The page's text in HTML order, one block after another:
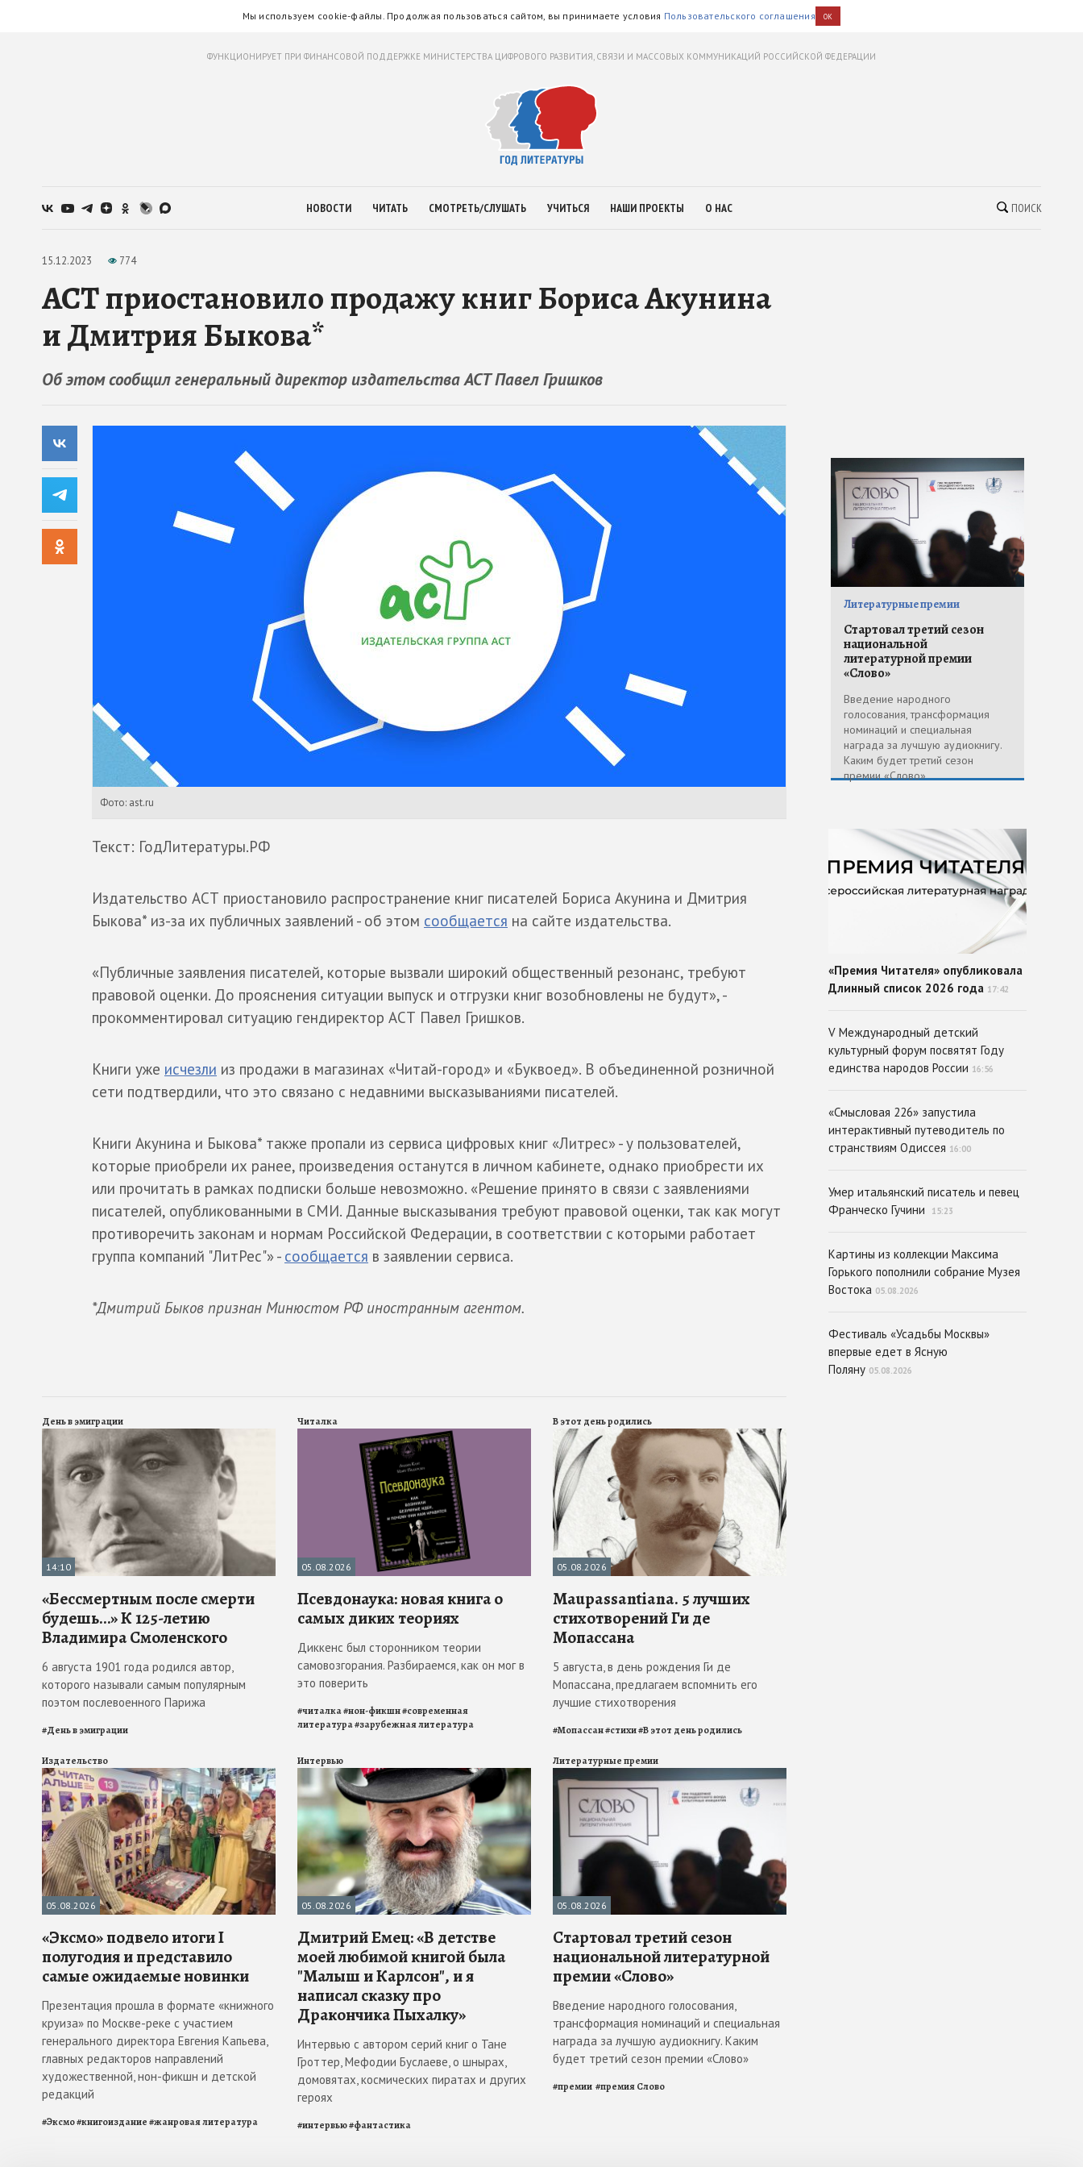
Мы используем cookie-файлы. Продолжая пользоваться сайтом, вы принимаете условия Пользовательского соглашения OK
ФУНКЦИОНИРУЕТ ПРИ ФИНАНСОВОЙ ПОДДЕРЖКЕ МИНИСТЕРСТВА ЦИФРОВОГО РАЗВИТИЯ, СВЯЗИ И МАССОВЫХ КОММУНИКАЦИЙ РОССИЙСКОЙ ФЕДЕРАЦИИ
НОВОСТИ ЧИТАТЬ СМОТРЕТЬ/СЛУШАТЬ УЧИТЬСЯ НАШИ ПРОЕКТЫ О НАС ПОИСК
15.12.2023 774
АСТ приостановило продажу книг Бориса Акунина
и Дмитрия Быкова*
Об этом сообщил генеральный директор издательства АСТ Павел Гришков
Фото: ast.ru
Текст: ГодЛитературы.РФ
Издательство АСТ приостановило распространение книг писателей Бориса Акунина и Дмитрия
Быкова* из-за их публичных заявлений - об этом сообщается на сайте издательства.
«Публичные заявления писателей, которые вызвали широкий общественный резонанс, требуют
правовой оценки. До прояснения ситуации выпуск и отгрузки книг возобновлены не будут», -
прокомментировал ситуацию гендиректор АСТ Павел Гришков.
Книги уже исчезли из продажи в магазинах «Читай-город» и «Буквоед». В объединенной розничной
сети подтвердили, что это связано с недавними высказываниями писателей.
Книги Акунина и Быкова* также пропали из сервиса цифровых книг «Литрес» - у пользователей,
которые приобрели их ранее, произведения останутся в личном кабинете, однако приобрести их
или прочитать в рамках подписки больше невозможно. «Решение принято в связи с заявлениями
писателей, опубликованными в СМИ. Данные высказывания требуют правовой оценки, так как могут
противоречить законам и нормам Российской Федерации, в соответствии с которыми работает
группа компаний "ЛитРес"» - сообщается в заявлении сервиса.
*Дмитрий Быков признан Минюстом РФ иностранным агентом.
День в эмиграции
14:10
«Бессмертным после смерти
будешь…» К 125-летию
Владимира Смоленского
6 августа 1901 года родился автор,
которого называли самым популярным
поэтом послевоенного Парижа
#День в эмиграции
Читалка
05.08.2026
Псевдонаука: новая книга о
самых диких теориях
Диккенс был сторонником теории
самовозгорания. Разбираемся, как он мог в
это поверить
#читалка#нон-фикшн#современная
литература#зарубежная литература
В этот день родились
05.08.2026
Maupassantiana. 5 лучших
стихотворений Ги де
Мопассана
5 августа, в день рождения Ги де
Мопассана, предлагаем вспомнить его
лучшие стихотворения
#Мопассан#стихи#В этот день родились
Издательство
05.08.2026
«Эксмо» подвело итоги I
полугодия и представило
самые ожидаемые новинки
Презентация прошла в формате «книжного
круиза» по Москве-реке с участием
генерального директора Евгения Капьева,
главных редакторов направлений
художественной, нон-фикшн и детской
редакций
#Эксмо#книгоиздание#жанровая литература
Интервью
05.08.2026
Дмитрий Емец: «В детстве
моей любимой книгой была
"Малыш и Карлсон", и я
написал сказку про
Дракончика Пыхалку»
Интервью с автором серий книг о Тане
Гроттер, Мефодии Буслаеве, о шнырах,
домовятах, космических пиратах и других
героях
#интервью#фантастика
Литературные премии
05.08.2026
Стартовал третий сезон
национальной литературной
премии «Слово»
Введение народного голосования,
трансформация номинаций и специальная
награда за лучшую аудиокнигу. Каким
будет третий сезон премии «Слово»
#премии #премия Слово
Литературные премии
Стартовал третий сезон
национальной
литературной премии
«Слово»
Введение народного
голосования, трансформация
номинаций и специальная
награда за лучшую аудиокнигу.
Каким будет третий сезон
премии «Слово»
«Премия Читателя» опубликовала
Длинный список 2026 года 17:42
V Международный детский
культурный форум посвятят Году
единства народов России 16:56
«Смысловая 226» запустила
интерактивный путеводитель по
странствиям Одиссея 16:00
Умер итальянский писатель и певец
Франческо Гучини
15:23
Картины из коллекции Максима
Горького пополнили собрание Музея
Востока 05.08.2026
Фестиваль «Усадьбы Москвы»
впервые едет в Ясную
Поляну 05.08.2026